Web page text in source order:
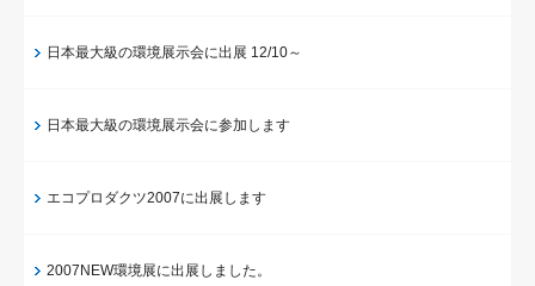
日本最大級の環境展示会に出展 12/10～
日本最大級の環境展示会に参加します
エコプロダクツ2007に出展します
2007NEW環境展に出展しました。